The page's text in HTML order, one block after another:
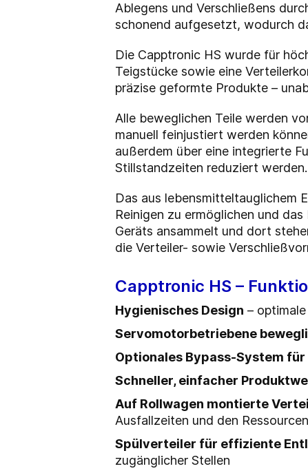
Ablegens und Verschließens
schonend aufgesetzt, wodurch
Die Capptronic HS wurde für
Teigstücke sowie eine
präzise geformte Produkte –
Alle beweglichen Teile werden
manuell feinjustiert werden
außerdem über eine integrierte
Stillstandzeiten reduziert werden.
Das aus lebensmitteltauglichem
Reinigen zu ermöglichen und
Geräts ansammelt und dort
die Verteiler- sowie
Capptronic HS –
Hygienisches Design –
Servomotorbetriebene
Optionales Bypass-System
Schneller, einfacher
Auf Rollwagen montierte
Ausfallzeiten und den
Spülverteiler für effiziente
zugänglicher Stellen